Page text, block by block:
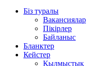
Біз туралы
Вакансиялар
Пікірлер
Байланыс
Бланктер
Кейстер
Қылмыстық